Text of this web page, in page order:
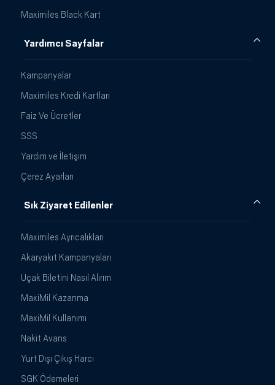
Maximiles Black Kart
Yardımcı Sayfalar
Kampanyalar
Maximiles Kredi Kartları
Faiz Ve Ücretler
SSS
Yardım ve İletişim
Çerez Ayarları
Sık Ziyaret Edilenler
Maximiles Ayrıcalıkları
Akaryakıt Kampanyaları
Uçak Biletini Nasıl Alırım
MaxiMil Kazanma
MaxiMil Kullanımı
Nakit Avans
Yurt Dışı Çıkış Harcı
SGK Ödemeleri